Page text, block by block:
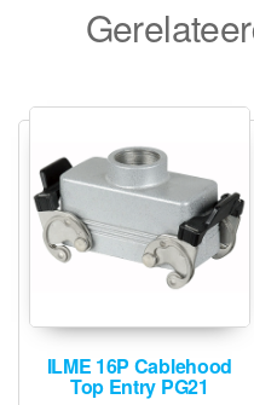
ILME 16P Cablehood
Top Entry PG21